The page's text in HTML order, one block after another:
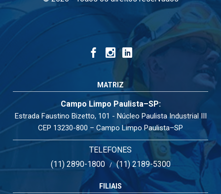
MATRIZ
Campo Limpo Paulista–SP:
Estrada Faustino Bizetto, 101 - Núcleo Paulista Industrial III
CEP 13230-800 – Campo Limpo Paulista–SP
TELEFONES
(11) 2890-1800/(11) 2189-5300
FILIAIS